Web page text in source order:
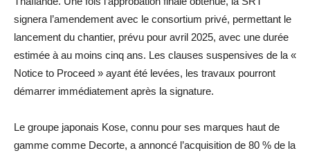
signera l’amendement avec le consortium privé, permettant le
lancement du chantier, prévu pour avril 2025, avec une durée
estimée à au moins cinq ans. Les clauses suspensives de la «
Notice to Proceed » ayant été levées, les travaux pourront
démarrer immédiatement après la signature.
Le groupe japonais Kose, connu pour ses marques haut de
gamme comme Decorte, a annoncé l’acquisition de 80 % de la